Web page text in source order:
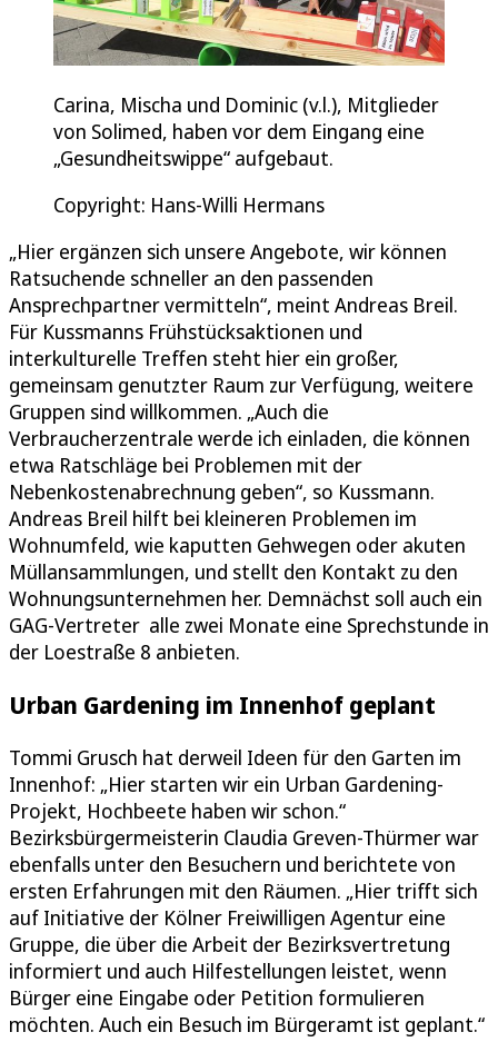
Carina, Mischa und Dominic (v.l.), Mitglieder
von Solimed, haben vor dem Eingang eine
„Gesundheitswippe“ aufgebaut.
Copyright: Hans-Willi Hermans
„Hier ergänzen sich unsere Angebote, wir können
Ratsuchende schneller an den passenden
Ansprechpartner vermitteln“, meint Andreas Breil.
Für Kussmanns Frühstücksaktionen und
interkulturelle Treffen steht hier ein großer,
gemeinsam genutzter Raum zur Verfügung, weitere
Gruppen sind willkommen. „Auch die
Verbraucherzentrale werde ich einladen, die können
etwa Ratschläge bei Problemen mit der
Nebenkostenabrechnung geben“, so Kussmann.
Andreas Breil hilft bei kleineren Problemen im
Wohnumfeld, wie kaputten Gehwegen oder akuten
Müllansammlungen, und stellt den Kontakt zu den
Wohnungsunternehmen her. Demnächst soll auch ein
GAG-Vertreter alle zwei Monate eine Sprechstunde in
der Loestraße 8 anbieten.
Urban Gardening im Innenhof geplant
Tommi Grusch hat derweil Ideen für den Garten im
Innenhof: „Hier starten wir ein Urban Gardening-
Projekt, Hochbeete haben wir schon.“
Bezirksbürgermeisterin Claudia Greven-Thürmer war
ebenfalls unter den Besuchern und berichtete von
ersten Erfahrungen mit den Räumen. „Hier trifft sich
auf Initiative der Kölner Freiwilligen Agentur eine
Gruppe, die über die Arbeit der Bezirksvertretung
informiert und auch Hilfestellungen leistet, wenn
Bürger eine Eingabe oder Petition formulieren
möchten. Auch ein Besuch im Bürgeramt ist geplant.“